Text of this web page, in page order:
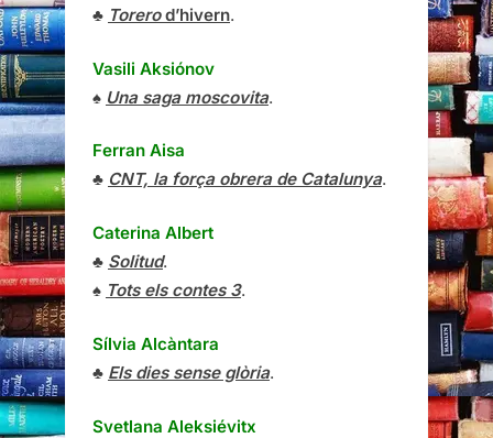
♣ Torerod’hivern.
Vasili Aksiónov
♠ Una saga moscovita.
Ferran Aisa
♣ CNT, la força obrera de Catalunya.
Caterina Albert
♣ Solitud.
♠ Tots els contes 3.
Sílvia Alcàntara
♣ Els dies sense glòria.
Svetlana Aleksiévitx